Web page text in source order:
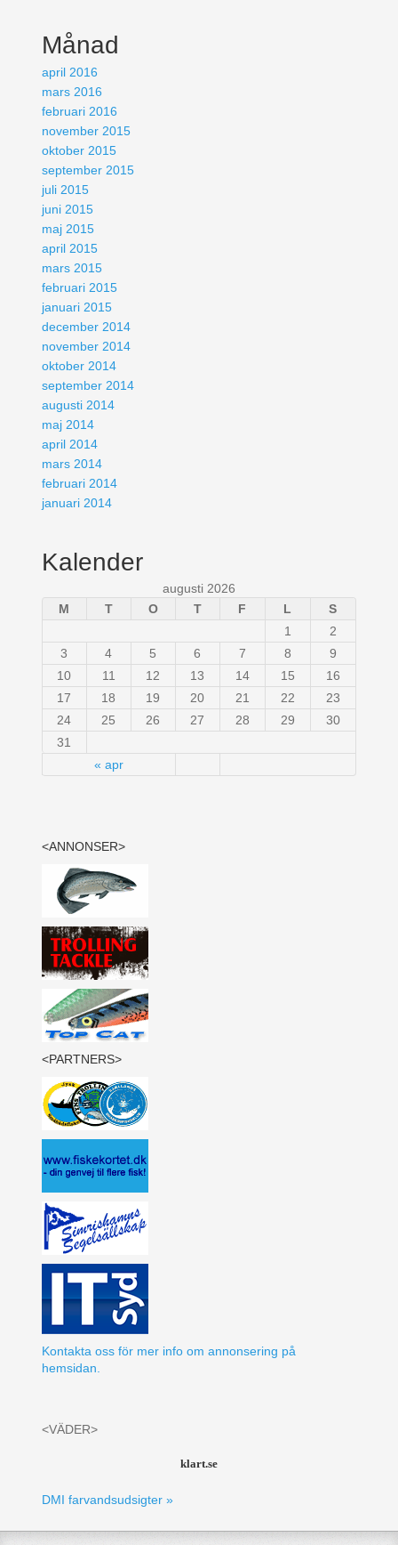
Månad
april 2016
mars 2016
februari 2016
november 2015
oktober 2015
september 2015
juli 2015
juni 2015
maj 2015
april 2015
mars 2015
februari 2015
januari 2015
december 2014
november 2014
oktober 2014
september 2014
augusti 2014
maj 2014
april 2014
mars 2014
februari 2014
januari 2014
Kalender
augusti 2026
M
T O T F L S
« apr
1
2
3
4 5 6 7 8
9
10
11 12 13 14 15
16
17
18 19 20 21 22
23
24
25 26 27 28 29
30
31
<ANNONSER>
<PARTNERS>
Kontakta oss för mer info om annonsering på
hemsidan.
<VÄDER>
klart.se
DMI farvandsudsigter »